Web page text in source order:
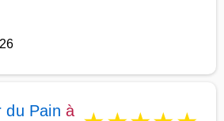
du Pain à